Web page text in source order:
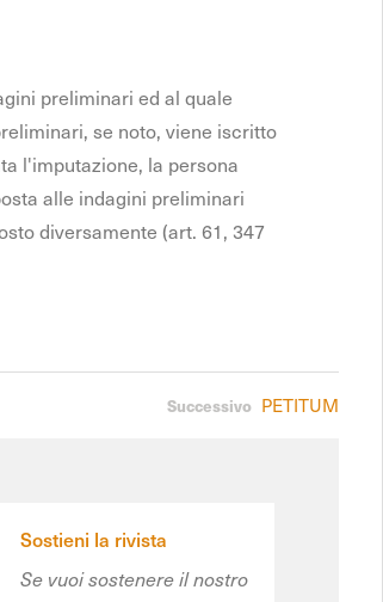
preliminari ed al quale
se noto, viene iscritto
l'imputazione, la persona
alle indagini preliminari
diversamente (art. 61, 347
Successivo PETITUM
Sostieni la rivista
Se vuoi sostenere il nostro